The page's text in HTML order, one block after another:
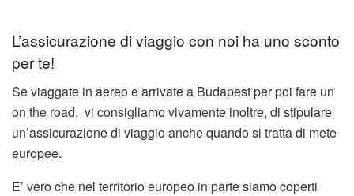
L’assicurazione di viaggio con noi ha uno sconto
per te!
Se viaggate in aereo e arrivate a Budapest per poi fare un
on the road, vi consigliamo vivamente inoltre, di stipulare
un’assicurazione di viaggio anche quando si tratta di mete
europee.
E’ vero che nel territorio europeo in parte siamo coperti